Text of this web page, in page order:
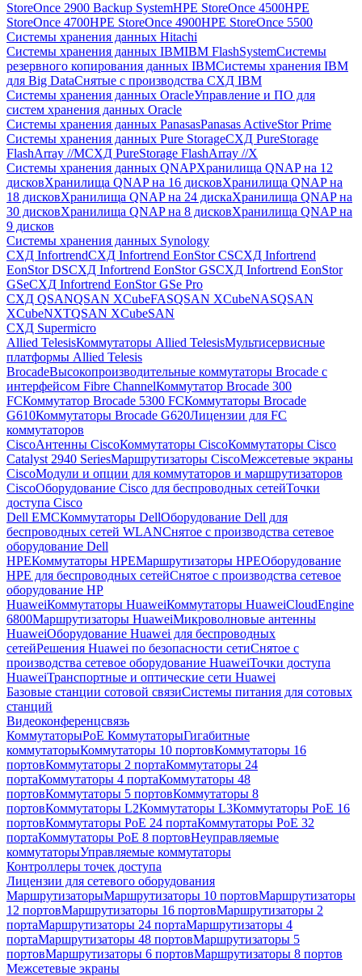
StoreOnce 2900 Backup SystemHPE StoreOnce 4500HPE
StoreOnce 4700HPE StoreOnce 4900HPE StoreOnce 5500
Системы хранения данных Hitachi
Системы хранения данных IBMIBM FlashSystemСистемы
резервного копирования данных IBMСистемы хранения IBM
для Big DataСнятые с производства СХД IBM
Системы хранения данных OracleУправление и ПО для
систем хранения данных Oracle
Системы хранения данных PanasasPanasas ActiveStor Prime
Системы хранения данных Pure StorageСХД PureStorage
FlashArray //MСХД PureStorage FlashArray //X
Системы хранения данных QNAPХранилища QNAP на 12
дисковХранилища QNAP на 16 дисковХранилища QNAP на
18 дисковХранилища QNAP на 24 дискаХранилища QNAP на
30 дисковХранилища QNAP на 8 дисковХранилища QNAP на
9 дисков
Системы хранения данных Synology
СХД InfortrendСХД Infortrend EonStor CSСХД Infortrend
EonStor DSСХД Infortrend EonStor GSСХД Infortrend EonStor
GSeСХД Infortrend EonStor GSe Pro
СХД QSANQSAN XCubeFASQSAN XCubeNASQSAN
XCubeNXTQSAN XCubeSAN
СХД Supermicro
Allied TelesisКоммутаторы Allied TelesisМультисервисные
платформы Allied Telesis
BrocadeВысокопроизводительные коммутаторы Brocade с
интерфейсом Fibre ChannelКоммутатор Brocade 300
FCКоммутатор Brocade 5300 FCКоммутаторы Brocade
G610Коммутаторы Brocade G620Лицензии для FC
коммутаторов
CiscoАнтенны CiscoКоммутаторы CiscoКоммутаторы Cisco
Catalyst 2940 SeriesМаршрутизаторы CiscoМежсетевые экраны
CiscoМодули и опции для коммутаторов и маршрутизаторов
CiscoОборудование Cisco для беспроводных сетейТочки
доступа Cisco
Dell EMCКоммутаторы DellОборудование Dell для
беспроводных сетей WLANСнятое с производства сетевое
оборудование Dell
HPEКоммутаторы HPEМаршрутизаторы HPEОборудование
HPE для беспроводных сетейСнятое с производства сетевое
оборудование HP
HuaweiКоммутаторы HuaweiКоммутаторы HuaweiCloudEngine
6800Маршрутизаторы HuaweiМикроволновые антенны
HuaweiОборудование Huawei для беспроводных
сетейРешения Huawei по безопасности сетиСнятое с
производства сетевое оборудование HuaweiТочки доступа
HuaweiТранспортные и оптические сети Huawei
Базовые станции сотовой связиСистемы питания для сотовых
станций
Видеоконференцсвязь
КоммутаторыPoE КоммутаторыГигабитные
коммутаторыКоммутаторы 10 портовКоммутаторы 16
портовКоммутаторы 2 портаКоммутаторы 24
портаКоммутаторы 4 портаКоммутаторы 48
портовКоммутаторы 5 портовКоммутаторы 8
портовКоммутаторы L2Коммутаторы L3Коммутаторы PoE 16
портовКоммутаторы PoE 24 портаКоммутаторы PoE 32
портаКоммутаторы PoE 8 портовНеуправляемые
коммутаторыУправляемые коммутаторы
Контроллеры точек доступа
Лицензии для сетевого оборудования
МаршрутизаторыМаршрутизаторы 10 портовМаршрутизаторы
12 портовМаршрутизаторы 16 портовМаршрутизаторы 2
портаМаршрутизаторы 24 портаМаршрутизаторы 4
портаМаршрутизаторы 48 портовМаршрутизаторы 5
портовМаршрутизаторы 6 портовМаршрутизаторы 8 портов
Межсетевые экраны